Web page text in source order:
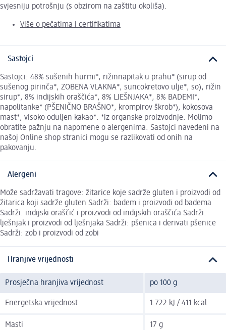
svjesniju potrošnju (s obzirom na zaštitu okoliša).
Više o pečatima i certifikatima
Sastojci
Sastojci: 48% sušenih hurmi*, rižinnapitak u prahu* (sirup od
sušenog pirinča*, ZOBENA VLAKNA*, suncokretovo ulje*, so), rižin
sirup*, 8% indijskih oraščića*, 8% LJEŠNJAKA*, 8% BADEMI*,
napolitanke* (PŠENIČNO BRAŠNO*, krompirov škrob*), kokosova
mast*, visoko oduljen kakao*. *iz organske proizvodnje. Molimo
obratite pažnju na napomene o alergenima. Sastojci navedeni na
našoj Online shop stranici mogu se razlikovati od onih na
pakovanju.
Alergeni
Može sadržavati tragove: žitarice koje sadrže gluten i proizvodi od
žitarica koji sadrže gluten Sadrži: badem i proizvodi od badema
Sadrži: indijski oraščić i proizvodi od indijskih oraščića Sadrži:
lješnjak i proizvodi od lješnjaka Sadrži: pšenica i derivati pšenice
Sadrži: zob i proizvodi od zobi
Hranjive vrijednosti
Prosječna hranjiva vrijednost po 100 g
Energetska vrijednost 1.722 kJ / 411 kcal
Masti 17 g